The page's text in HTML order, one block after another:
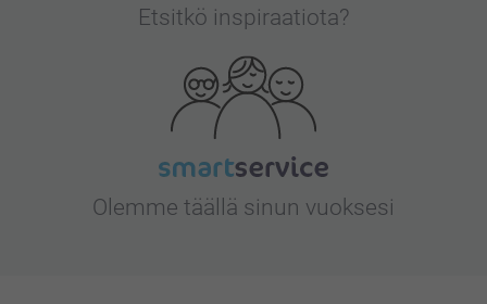
Etsitkö inspiraatiota?
Olemme täällä sinun vuoksesi